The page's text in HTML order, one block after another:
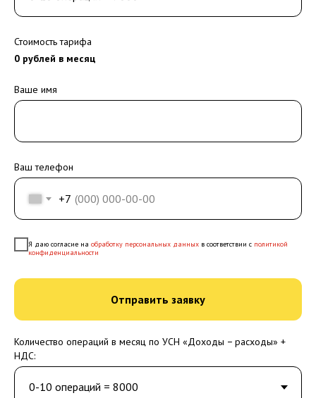
Стоимость тарифа
0 рублей в месяц
Ваше имя
Ваш телефон
+7
Я даю согласие на обработку персональных данных в соответствии с политикой
конфиденциальности
Отправить заявку
Количество операций в месяц по УСН «Доходы − расходы» +
НДС: